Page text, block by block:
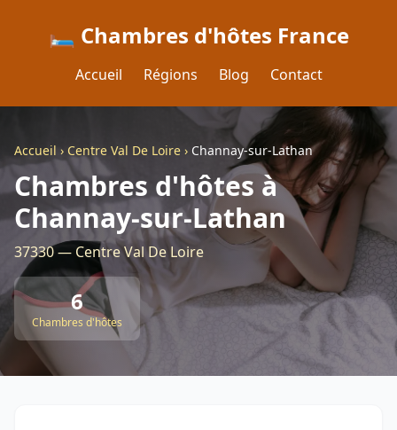
🛏️ Chambres d'hôtes France
Accueil Régions Blog Contact
Accueil › Centre Val De Loire › Channay-sur-Lathan
Chambres d'hôtes à
Channay-sur-Lathan
37330 — Centre Val De Loire
6
Chambres d'hôtes